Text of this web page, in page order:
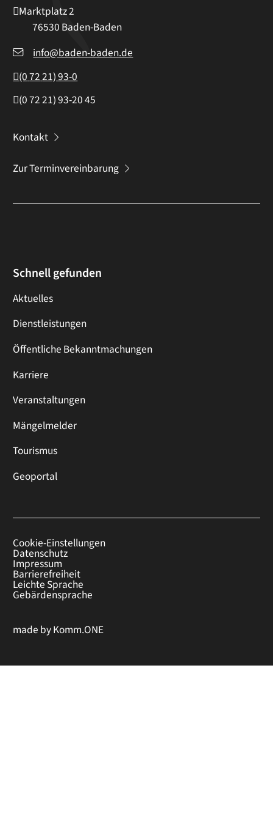
Marktplatz 2
76530 Baden-Baden
info@baden-baden.de
(07221) 93-0
(07221) 93-2045
Kontakt
Zur Terminvereinbarung
Schnell gefunden
Aktuelles
Dienstleistungen
Öffentliche Bekanntmachungen
Karriere
Veranstaltungen
Mängelmelder
Tourismus
Geoportal
Cookie-Einstellungen
Datenschutz
Impressum
Barrierefreiheit
Leichte Sprache
Gebärdensprache
made byKomm.ONE